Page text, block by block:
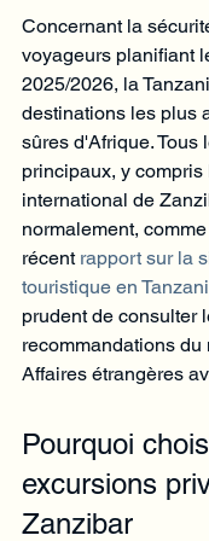
Concernant la
voyageurs planifiant
2025/2026, la
destinations les plus
sûres d'Afrique. Tous
principaux, y
international de
normalement,
récent rapport sur la
touristique en
prudent de consulter
recommandations du
Affaires étrangères
Pourquoi
excursions
Zanzibar